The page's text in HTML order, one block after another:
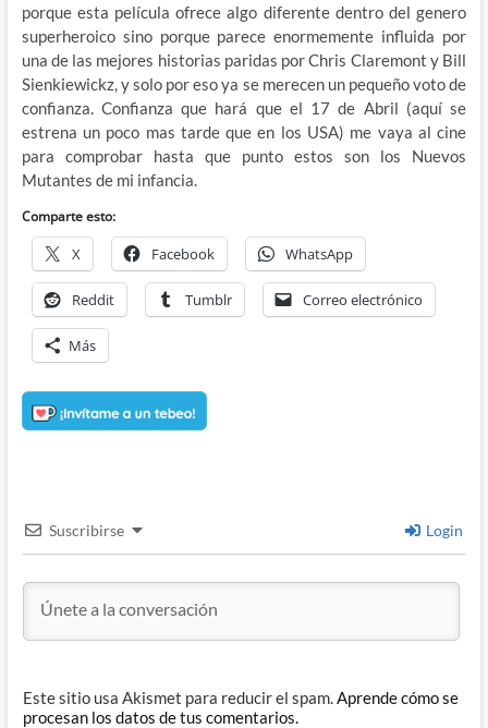
porque esta película ofrece algo diferente dentro del genero
superheroico sino porque parece enormemente influida por
una de las mejores historias paridas por Chris Claremont y Bill
Sienkiewickz, y solo por eso ya se merecen un pequeño voto de
confianza. Confianza que hará que el 17 de Abril (aquí se
estrena un poco mas tarde que en los USA) me vaya al cine
para comprobar hasta que punto estos son los Nuevos
Mutantes de mi infancia.
Comparte esto:
X Facebook WhatsApp
Reddit Tumblr Correo electrónico
Más
Suscribirse Login
Este sitio usa Akismet para reducir el spam. Aprende cómo se
procesan los datos de tus comentarios.